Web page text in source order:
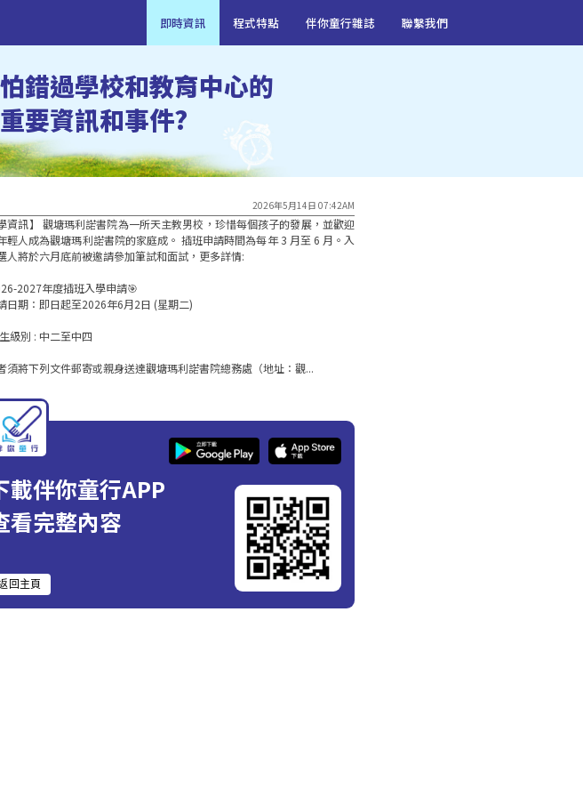
即時資訊 程式特點 伴你童行雜誌 聯繫我們
怕錯過學校和教育中心的
重要資訊和事件?
2026年5月14日 07:42AM
學資訊】 觀塘瑪利諾書院為一所天主教男校，珍惜每個孩子的發展，並歡迎
輕人成為觀塘瑪利諾書院的家庭成。 插班申請時間為每年 3 月至 6 月。入
人將於六月底前被邀請參加筆試和面試，更多詳情:
2027年度插班入學申請🎯
日期：即日起至2026年6月2日 (星期二)
級別 : 中二至中四
須將下列文件郵寄或親身送達觀塘瑪利諾書院總務處（地址：觀...
載伴你童行APP
看完整內容
回主頁